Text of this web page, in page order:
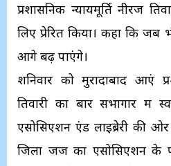
प्रशासनिक न्यायमूर्ति नीरज
लिए प्रेरित किया। कहा कि
आगे बढ़ पाएंगे।
शनिवार को मुरादाबाद आएं
तिवारी का बार सभागार में
एसोसिएशन एंड लाइब्रेरी की
जिला जज का एसोसिएशन के